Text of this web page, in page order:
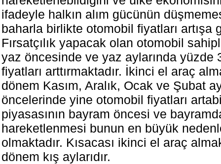
ifadeyle halkın alım gücünün
baharla birlikte otomobil fiyatları artışa
Fırsatçılık yapacak olan otomobil
yaz öncesinde ve yaz aylarında yüzde
fiyatları arttırmaktadır. İkinci el araç
dönem Kasım, Aralık, Ocak ve Şubat
öncelerinde yine otomobil fiyatları
piyasasının bayram öncesi ve
hareketlenmesi bunun en büyük
olmaktadır. Kısacası ikinci el araç
dönem kış aylarıdır.